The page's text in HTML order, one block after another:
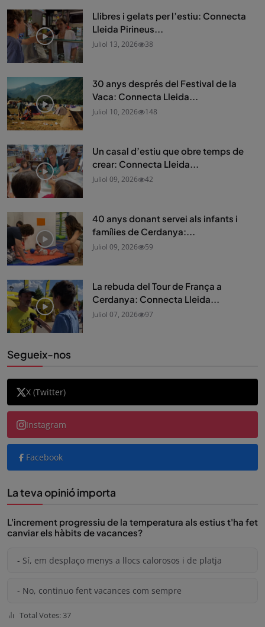
Llibres i gelats per l’estiu: Connecta
Lleida Pirineus...
Juliol 13, 2026 38
30 anys després del Festival de la
Vaca: Connecta Lleida...
Juliol 10, 2026 148
Un casal d’estiu que obre temps de
crear: Connecta Lleida...
Juliol 09, 2026 42
40 anys donant servei als infants i
famílies de Cerdanya:...
Juliol 09, 2026 59
La rebuda del Tour de França a
Cerdanya: Connecta Lleida...
Juliol 07, 2026 97
Segueix-nos
X (Twitter)
Instagram
Facebook
La teva opinió importa
L'increment progressiu de la temperatura als estius t'ha fet
canviar els hàbits de vacances?
- Sí, em desplaço menys a llocs calorosos i de platja
- No, continuo fent vacances com sempre
Total Votes: 37